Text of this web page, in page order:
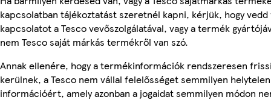
kapcsolatban tájékoztatást szeretnél kapni, kérjük, hogy vedd
kapcsolatot a Tesco vevőszolgálatával, vagy a termék
nem Tesco saját márkás termékről van szó.
Annak ellenére, hogy a termékinformációk rendszeresen
kerülnek, a Tesco nem vállal felelősséget semmilyen helytelen
információért, amely azonban a jogaidat semmilyen módon